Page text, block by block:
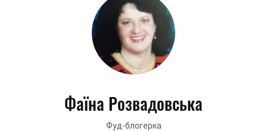
Фаїна Розвадовська
Фуд-блогерка